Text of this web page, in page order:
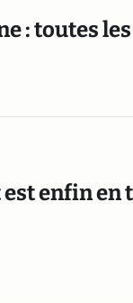
: toutes
enfin